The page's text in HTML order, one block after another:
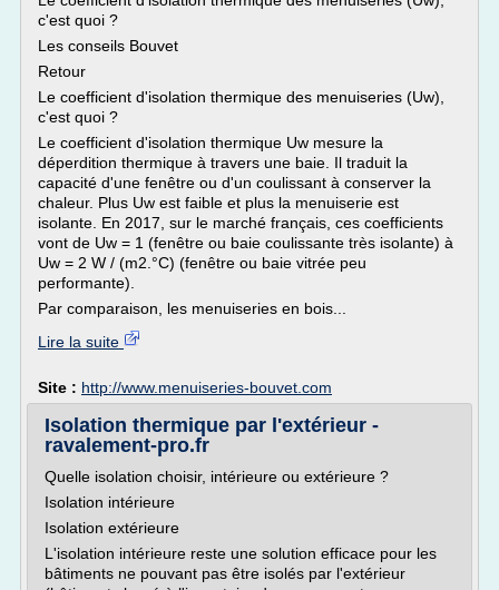
c'est quoi ?
Les conseils Bouvet
Retour
Le coefficient d'isolation thermique des menuiseries (Uw),
c'est quoi ?
Le coefficient d'isolation thermique Uw mesure la
déperdition thermique à travers une baie. Il traduit la
capacité d'une fenêtre ou d'un coulissant à conserver la
chaleur. Plus Uw est faible et plus la menuiserie est
isolante. En 2017, sur le marché français, ces coefficients
vont de Uw = 1 (fenêtre ou baie coulissante très isolante) à
Uw = 2 W / (m2.°C) (fenêtre ou baie vitrée peu
performante).
Par comparaison, les menuiseries en bois...
Lire la suite
Site : http://www.menuiseries-bouvet.com
Isolation thermique par l'extérieur -
ravalement-pro.fr
Quelle isolation choisir, intérieure ou extérieure ?
Isolation intérieure
Isolation extérieure
L'isolation intérieure reste une solution efficace pour les
bâtiments ne pouvant pas être isolés par l'extérieur